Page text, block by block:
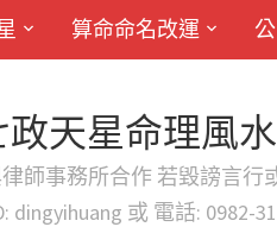
算命命名改運
天星命理風
師事務所合作 若毀謗言行
或 電話: 0982-